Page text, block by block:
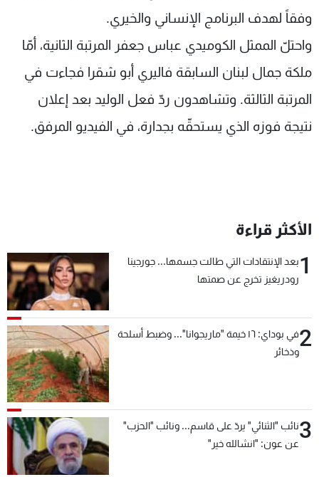
وفقاً لهدف البرنامج الإنساني والخيري.
واحتلّ الممثل الكوميدي عباس جعفر المرتبة الثانية، أمّا
ملكة جمال لبنان السابقة فاليري أبو شقرا فجاءت في
المرتبة الثالثة. وتشاهدون ردّ فعل الوليد بعد إعلان
نتيجة فوزه الذي يستحقّه بجدارة، في الفيديو المرفق.
الأكثر قراءة
1بعد الإنتقادات التي طالت جسمها... جورجينا
رودريغيز تخرج عن صمتها
2
في بوداي: ١٦ خيمة "ماريجوانا"... وضبط أسلحة
وذخائر
3نائب "الثنائي" يردّ على قاسم... ونائب "الحزب"
عن عون: "انشالله خير"